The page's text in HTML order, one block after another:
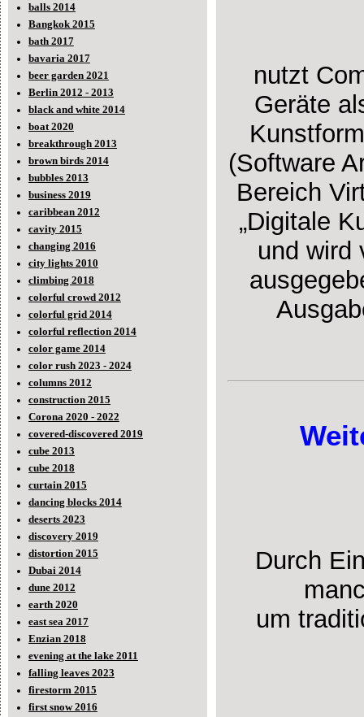
balls 2014
Bangkok 2015
bath 2017
bavaria 2017
beer garden 2021
Berlin 2012 - 2013
black and white 2014
boat 2020
breakthrough 2013
brown birds 2014
bubbles 2013
business 2019
caribbean 2012
cavity 2015
changing 2016
city lights 2010
climbing 2018
colorful crowd 2012
colorful grid 2014
colorful reflection 2014
color game 2014
color rush 2023 - 2024
columns 2012
construction 2015
Corona 2020 - 2022
covered-discovered 2019
cube 2013
cube 2018
curtain 2015
dancing blocks 2014
deserts 2023
discovery 2019
distortion 2015
Dubai 2014
dune 2012
earth 2020
east sea 2017
Enzian 2018
evening at the lake 2011
falling leaves 2023
firestorm 2015
first snow 2016
nutzt
Geräte
(Software
Bereich
„Digitale
und wird
Durch
um